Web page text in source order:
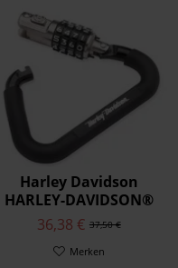
Harley Davidson
HARLEY-DAVIDSON®
HELMSCHLOSS 1
52200003
37,50 €
36,38 €
Merken